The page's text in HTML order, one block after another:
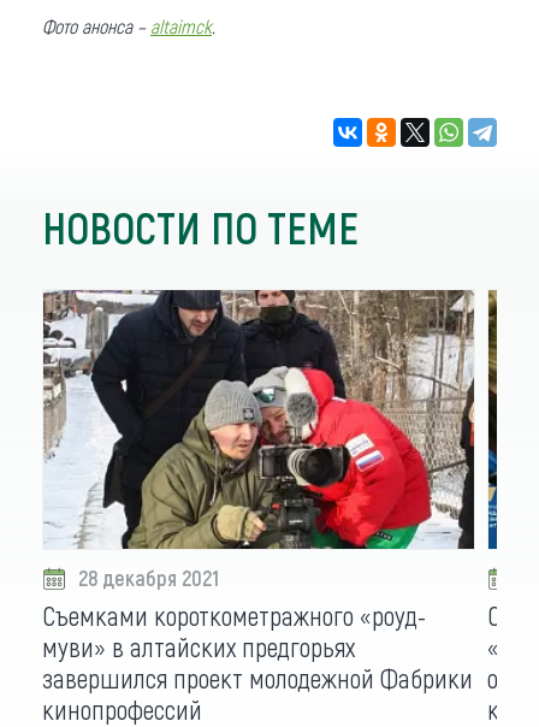
Фото анонса – altaimck.
НОВОСТИ ПО ТЕМЕ
28 декабря 2021
Съемками короткометражного «роуд-
муви» в алтайских предгорьях
завершился проект молодежной Фабрики
кинопрофессий